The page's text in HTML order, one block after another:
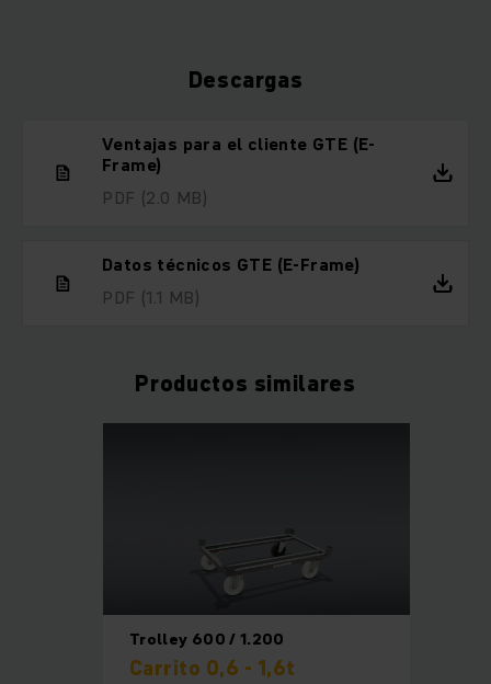
Descargas
Ventajas para el cliente GTE (E-
Frame)
PDF (2.0 MB)
Datos técnicos GTE (E-Frame)
PDF (1.1 MB)
Productos similares
Trolley 600 / 1.200
Carrito 0,6 - 1,6t